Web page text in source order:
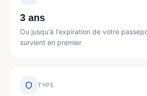
3 ans
Ou jusqu'à l'expiration de votre
survient en premier
TYPE